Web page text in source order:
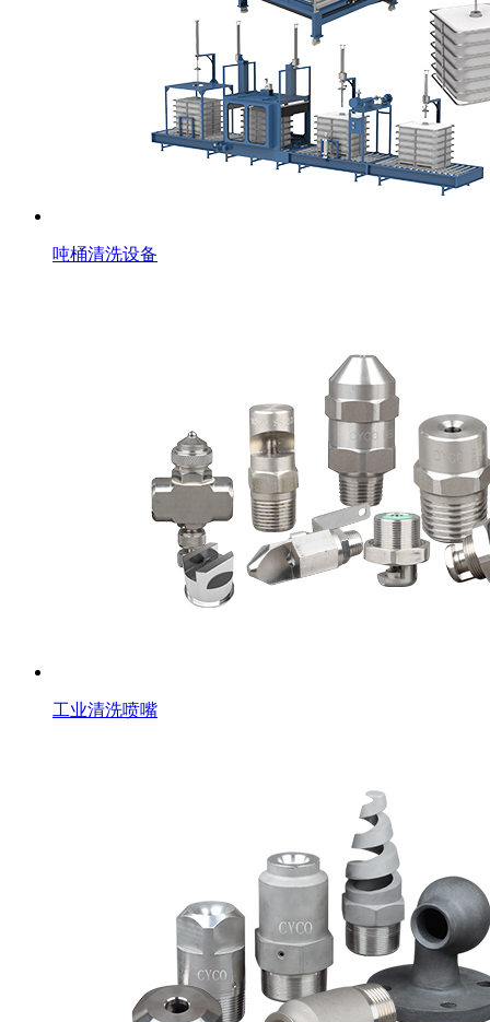
吨桶清洗设备
工业清洗喷嘴